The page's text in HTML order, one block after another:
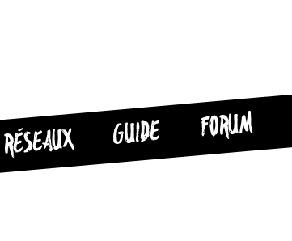
RÉSEAUX GUIDE FORUM